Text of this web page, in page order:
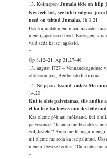
13. KolmapäevJumala tõde on kilp
Kes teeb tõtt, see tuleb valguse
need on tehtud Jumalas.Jh 3,21
Usk kujundab meie maailmavaate,
meie igapäevased teod. Kasvagem
vaid seda ka ise jagaksid.
*
Õp 8,12–21; Ap 21,27–40
13. august 1727 – Vennastekoguduse
õhtusöömaaeg Berthelsdorfi kirikus
14. NeljapäevIssand vastas: Ma
14,20
Kui te olete palvetamas, siis
et ka teie Isa taevas annaks teile
Kas oleme põhjani mõistnud, kui
palvesõnad: "Ja anna meile andeks
võlglastele"? Anna meile, nagu meiegi
nii oleme me seda ka ise palunud.
meieni Jeesuse tõotus: "Oma rahu ma
*